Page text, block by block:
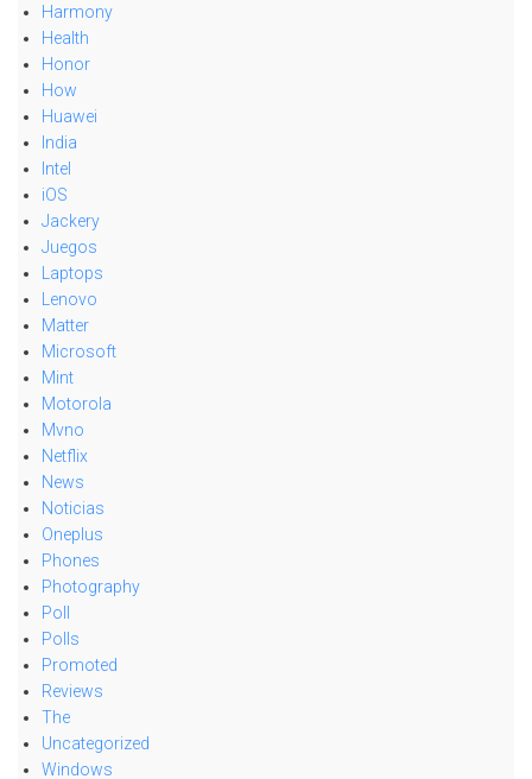
Harmony
Health
Honor
How
Huawei
India
Intel
iOS
Jackery
Juegos
Laptops
Lenovo
Matter
Microsoft
Mint
Motorola
Mvno
Netflix
News
Noticias
Oneplus
Phones
Photography
Poll
Polls
Promoted
Reviews
The
Uncategorized
Windows